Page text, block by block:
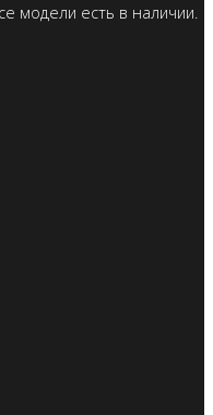
модели есть в наличии.